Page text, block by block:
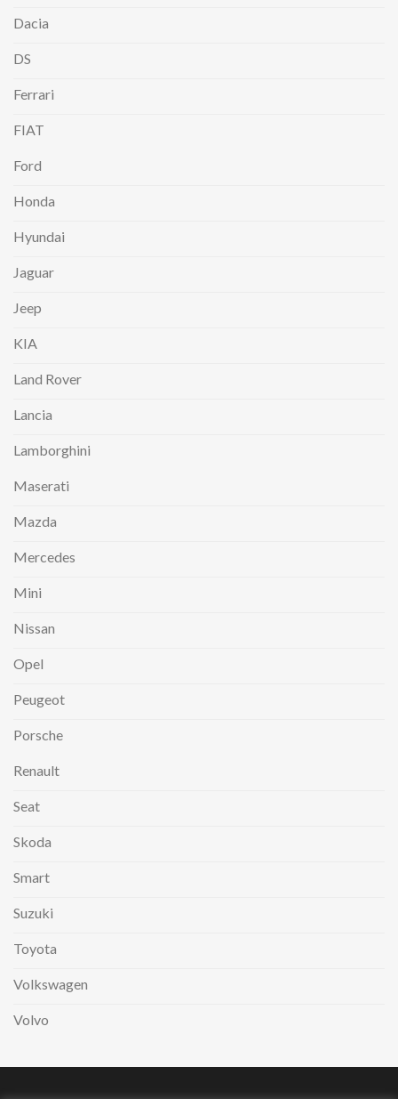
Dacia
DS
Ferrari
FIAT
Ford
Honda
Hyundai
Jaguar
Jeep
KIA
Land Rover
Lancia
Lamborghini
Maserati
Mazda
Mercedes
Mini
Nissan
Opel
Peugeot
Porsche
Renault
Seat
Skoda
Smart
Suzuki
Toyota
Volkswagen
Volvo